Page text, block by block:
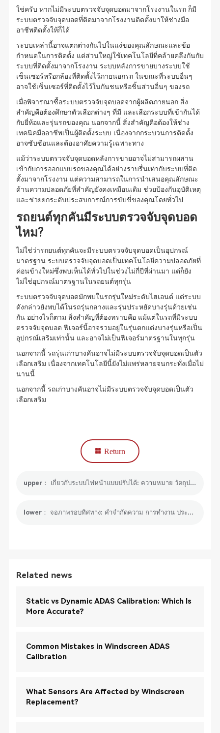
ใช่ครับ หากไม่มีระบบตรวจจับจุดบอดมาจากโรงงานในรถ ก็มี
ระบบตรวจจับจุดบอดที่ติดมาจากโรงงานติดตั้งมาให้ช่างมือ
อาชีพติดตั้งให้ก็ได้
ระบบเหล่านี้อาจแตกต่างกันไปในแง่ของคุณลักษณะและข้อ
กำหนดในการติดตั้ง แต่ส่วนใหญ่ใช้เทคโนโลยีที่คล้ายคลึงกันกับ
ระบบที่ติดตั้งมาจากโรงงาน ระบบหลังการขายบางระบบใช้
เซ็นเซอร์หรือกล้องที่ติดตั้งไว้ภายนอกรถ ในขณะที่ระบบอื่นๆ
อาจใช้เซ็นเซอร์ที่ติดตั้งไว้ในกันชนหรือชิ้นส่วนอื่นๆ ของรถ
เมื่อพิจารณาซื้อระบบตรวจจับจุดบอดจากผู้ผลิตภายนอก สิ่ง
สำคัญคือต้องศึกษาตัวเลือกต่างๆ ที่มี และเลือกระบบที่เข้ากันได้
กับยี่ห้อและรุ่นรถของคุณ นอกจากนี้ สิ่งสำคัญคือต้องให้ช่าง
เทคนิคมืออาชีพเป็นผู้ติดตั้งระบบ เนื่องจากกระบวนการติดตั้ง
อาจซับซ้อนและต้องอาศัยความรู้เฉพาะทาง
แม้ว่าระบบตรวจจับจุดบอดหลังการขายอาจไม่สามารถผสาน
เข้ากับการออกแบบรถของคุณได้อย่างราบรื่นเท่ากับระบบที่ติด
ตั้งมาจากโรงงาน แต่ความสามารถในการนำเสนอคุณลักษณะ
ด้านความปลอดภัยที่สำคัญยังคงเหมือนเดิม ช่วยป้องกันอุบัติเหตุ
และช่วยยกระดับประสบการณ์การขับขี่ของคุณโดยทั่วไป
รถยนต์ทุกคันมีระบบตรวจจับจุดบอด
ไหม?
ไม่ใช่ว่ารถยนต์ทุกคันจะมีระบบตรวจจับจุดบอดเป็นอุปกรณ์
มาตรฐาน ระบบตรวจจับจุดบอดเป็นเทคโนโลยีความปลอดภัยที่
ค่อนข้างใหม่ซึ่งพบเห็นได้ทั่วไปในช่วงไม่กี่ปีที่ผ่านมา แต่ก็ยัง
ไม่ใช่อุปกรณ์มาตรฐานในรถยนต์ทุกรุ่น
ระบบตรวจจับจุดบอดมักพบในรถรุ่นใหม่ระดับไฮเอนด์ แต่ระบบ
ดังกล่าวยังพบได้ในรถรุ่นกลางและรุ่นประหยัดบางรุ่นด้วยเช่น
กัน อย่างไรก็ตาม สิ่งสำคัญที่ต้องทราบคือ แม้แต่ในรถที่มีระบบ
ตรวจจับจุดบอด ฟีเจอร์นี้อาจรวมอยู่ในรุ่นตกแต่งบางรุ่นหรือเป็น
อุปกรณ์เสริมเท่านั้น และอาจไม่เป็นฟีเจอร์มาตรฐานในทุกรุ่น
นอกจากนี้ รถรุ่นเก่าบางคันอาจไม่มีระบบตรวจจับจุดบอดเป็นตัว
เลือกเสริม เนื่องจากเทคโนโลยีนี้ยังไม่แพร่หลายจนกระทั่งเมื่อไม่
นานนี้
นอกจากนี้ รถเก่าบางคันอาจไม่มีระบบตรวจจับจุดบอดเป็นตัว
เลือกเสริม
Return
upper： เกี่ยวกับระบบไฟหน้าแบบปรับได้: ความหมาย วัตถุประสงค์ ประเภท และการรีเซ็ต
lower： จอภาพรอบทิศทาง: คำจำกัดความ การทำงาน ประโยชน์ และเครื่องมือ
Related news
Static vs Dynamic ADAS Calibration: Which Is
More Accurate?
Common Mistakes in Windscreen ADAS
Calibration
What Sensors Are Affected by Windscreen
Replacement?